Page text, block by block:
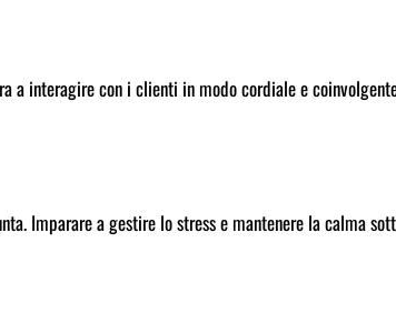
a interagire con i clienti in modo cordiale e
Imparare a gestire lo stress e mantenere la calma